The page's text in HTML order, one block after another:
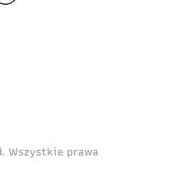
Wszystkie prawa